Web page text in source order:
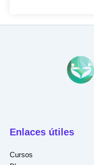
Enlaces útiles
Cursos